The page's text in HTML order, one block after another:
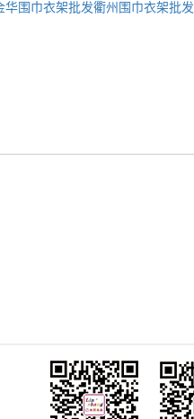
华围巾衣架批发衢州围巾衣架批发